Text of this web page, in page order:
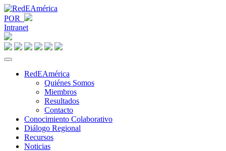
POR
Intranet
RedEAmérica
Quiénes Somos
Miembros
Resultados
Contacto
Conocimiento Colaborativo
Diálogo Regional
Recursos
Noticias